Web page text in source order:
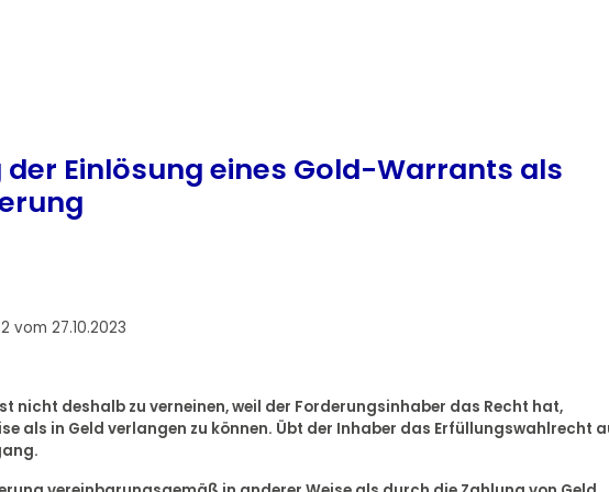
der Einlösung eines Gold-Warrants als
vom 27.10.2023
nicht deshalb zu verneinen, weil der Forderungsinhaber das Recht hat,
als in Geld verlangen zu können. Übt der Inhaber das Erfüllungswahlrecht